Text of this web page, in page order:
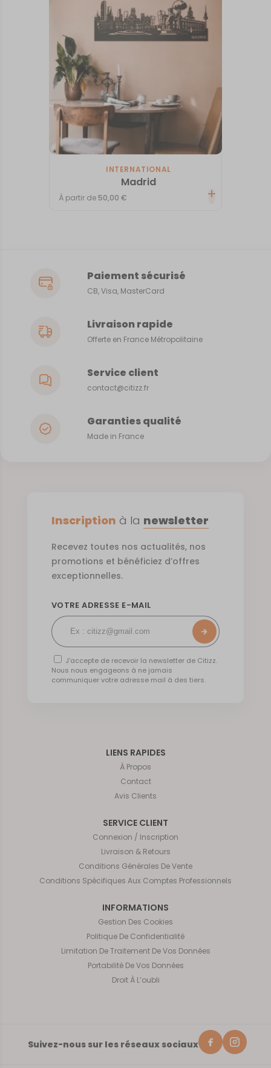
INTERNATIONAL
Madrid
À partir de 50,00€
Paiement sécurisé
CB, Visa, MasterCard
Livraison rapide
Offerte en France Métropolitaine
Service client
contact@citizz.fr
Garanties qualité
Made in France
LIENS RAPIDES
À Propos
Contact
Avis Clients
SERVICE CLIENT
Connexion / Inscription
Livraison & Retours
Conditions Générales De Vente
Conditions Spécifiques Aux Comptes Professionnels
INFORMATIONS
Gestion Des Cookies
Politique De Confidentialité
Limitation De Traitement De Vos Données
Portabilité De Vos Données
Droit À L’oubli
Suivez-nous sur les réseaux sociaux
Inscription à la newsletter
Recevez toutes nos actualités, nos
promotions et bénéficiez d’offres
exceptionnelles.
VOTRE ADRESSE E-MAIL
J’accepte de recevoir la newsletter de Citizz.
Nous nous engageons à ne jamais
communiquer votre adresse mail à des tiers.